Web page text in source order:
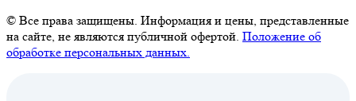
© Все права защищены. Информация и цены, представленные
на сайте, не являются публичной офертой. Положение об
обработке персональных данных.